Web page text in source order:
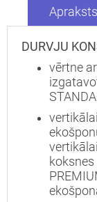
Apraksts
DURVJU
vērtne